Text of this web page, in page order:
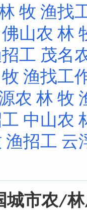
牧 渔找
佛山农 林
工 茂名
渔找工
农 林 牧
中山农
渔招工 云
城市农/